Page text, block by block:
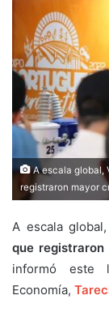
A escala global,
registraron mayor
A escala global,
que
informó este
Economía,